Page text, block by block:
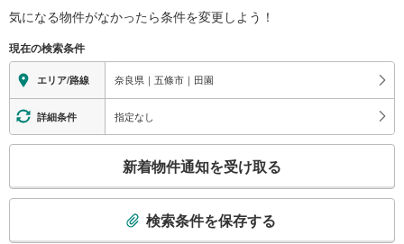
気になる物件がなかったら条件を変更しよう！
現在の検索条件
エリア/路線 奈良県｜五條市｜田園
詳細条件 指定なし
検
新着物件通知を受け取る
検索条件を保存する